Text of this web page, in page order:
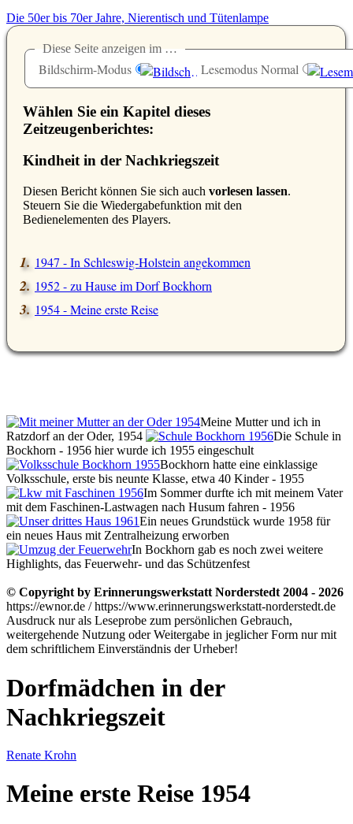
Die 50er bis 70er Jahre, Nierentisch und Tütenlampe
Diese Seite anzeigen im …
Bildschirm-Modus Lesemodus Normal
Wählen Sie ein Kapitel dieses
Zeitzeugenberichtes:
Kindheit in der Nachkriegszeit
Diesen Bericht können Sie sich auch vorlesen lassen.
Steuern Sie die Wiedergabefunktion mit den
Bedienelementen des Players.
1947 - In Schleswig-Holstein angekommen
1952 - zu Hause im Dorf Bockhorn
1954 - Meine erste Reise
Meine Mutter und ich in
Ratzdorf an der Oder, 1954
Die Schule in
Bockhorn - 1956 hier wurde ich 1955 eingeschult
Bockhorn hatte eine einklassige
Volksschule, erste bis neunte Klasse, etwa 40 Kinder - 1955
Im Sommer durfte ich mit meinem Vater
mit dem Faschinen-Lastwagen nach Husum fahren - 1956
Ein neues Grundstück wurde 1958 für
ein neues Haus mit Zentralheizung erworben
In Bockhorn gab es noch zwei weitere
Highlights, das Feuerwehr- und das Schützenfest
© Copyright by Erinnerungswerkstatt Norderstedt 2004 - 2026
https://ewnor.de / https://www.erinnerungswerkstatt-norderstedt.de
Ausdruck nur als Leseprobe zum persönlichen Gebrauch,
weitergehende Nutzung oder Weitergabe in jeglicher Form nur mit
dem schriftlichem Einverständnis der Urheber!
Dorfmädchen in der
Nachkriegszeit
Renate Krohn
Meine erste Reise 1954